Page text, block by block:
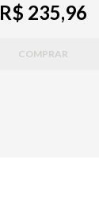
R$ 235,96
COMPRAR